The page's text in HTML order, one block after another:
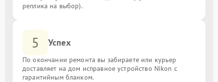
реплика на выбор).
5 Успех
По окончании ремонта вы забираете или курьер
доставляет на дом исправное устройство Nikon с
гарантийным бланком.